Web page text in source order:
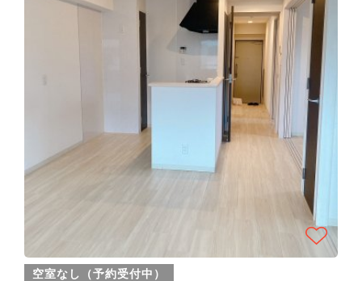
空室なし（予約受付中）